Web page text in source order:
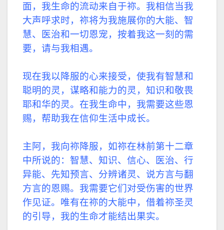
面，我生命的流动来自于祢。我相信当我
大声呼求时，祢将为我施展你的大能、智
慧、医治和一切恩宠，按着我这一刻的需
要，请与我相遇。
现在我以降服的心来接受，使我有智慧和
聪明的灵，谋略和能力的灵，知识和敬畏
耶和华的灵。在我生命中，我需要这些恩
赐，帮助我在信仰生活中成长。
主阿，我向祢降服，如祢在林前第十二章
中所说的：智慧、知识、信心、医治、行
异能、先知预言、分辨诸灵、说方言与翻
方言的恩赐。我需要它们对受伤害的世界
作见证。唯有在祢的大能中，借着祢圣灵
的引导，我的生命才能结出果实。